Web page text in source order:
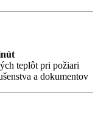
teplôt pri požiari
a dokumentov